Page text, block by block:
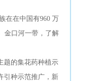
在在中国有960 万
金口河一带，了解
题的集花药种植示
引种示范推广，新